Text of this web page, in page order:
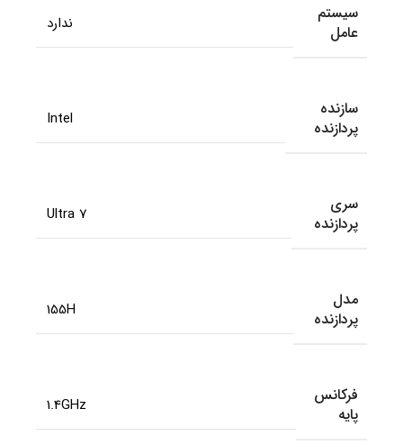
سیستم
عامل
ندارد
سازنده
پردازنده
Intel
سری
پردازنده
Ultra 7
مدل
پردازنده
155H
فرکانس
پایه
1.4GHz